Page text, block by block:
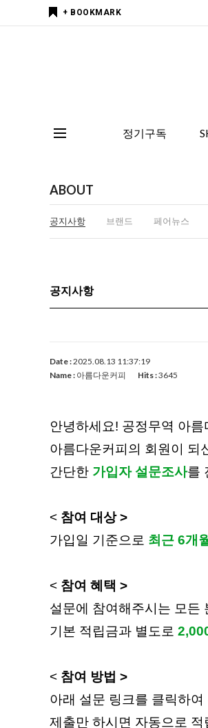
+ BOOKMARK
정기구독
ABOUT
공지사항 브랜드 페어뉴스
공지사항
Date :2025.08.13 11:37:19
Name : 아름다운커피 Hits :3645
안녕하세요! 공정무역 아
아름다운커피의 회원이 되
간단한 가입자 설문조사를
< 참여 대상 >
가입일 기준으로 최근 6개
< 참여 혜택 >
설문에 참여해주시는 모든
기본 적립금과 별도로
< 참여 방법 >
아래 설문 링크를 클릭하
제출만 하시면 자동으로